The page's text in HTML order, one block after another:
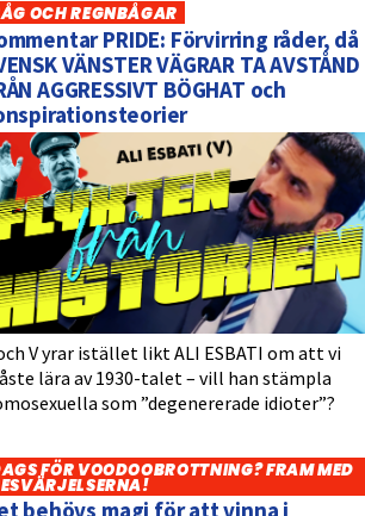
OCH REGNBÅGAR
PRIDE: Förvirring råder, då
VÄNSTER VÄGRAR TA AVSTÅND
AGGRESSIVT BÖGHAT och
V yrar istället likt ALI ESBATI om att vi
lära av 1930-talet – vill han stämpla
som ”degenererade idioter”?
FÖR VOODOOBROTTNING? FRAM MED
behövs magi för att vinna i